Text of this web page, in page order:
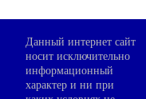
Данный интернет сайт
носит исключительно
информационный
характер и ни при